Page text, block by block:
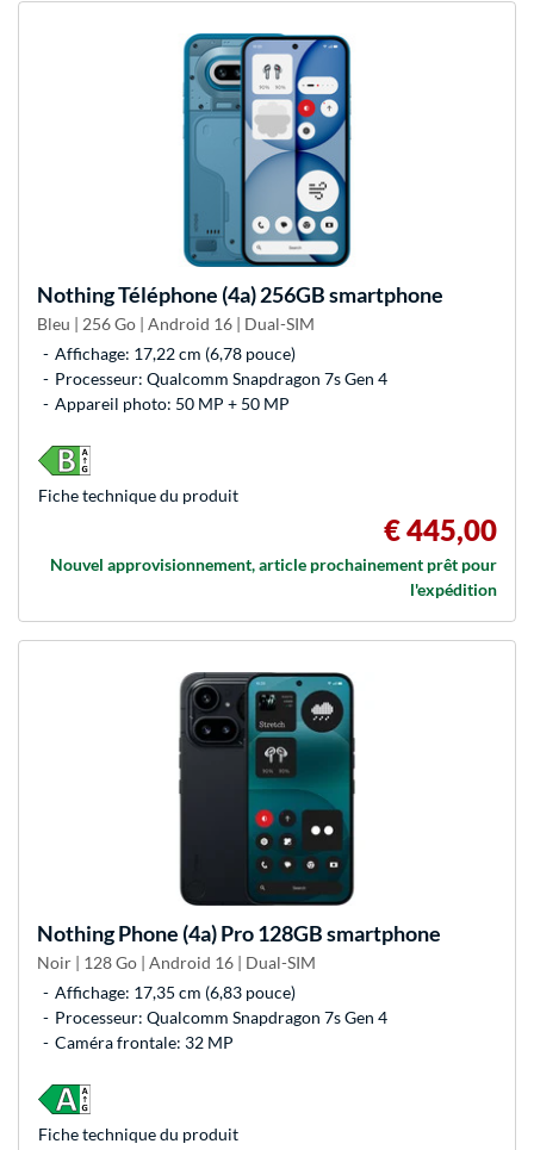
NothingTéléphone (4a) 256GB smartphone
Bleu | 256 Go | Android 16 | Dual-SIM
Affichage: 17,22 cm (6,78 pouce)
Processeur: Qualcomm Snapdragon 7s Gen 4
Appareil photo: 50 MP + 50 MP
€ 445,00
Nouvel approvisionnement, article prochainement prêt pour
l'expédition
Fiche technique du produit
NothingPhone (4a) Pro 128GB smartphone
Noir | 128 Go | Android 16 | Dual-SIM
Affichage: 17,35 cm (6,83 pouce)
Processeur: Qualcomm Snapdragon 7s Gen 4
Caméra frontale: 32 MP
Fiche technique du produit